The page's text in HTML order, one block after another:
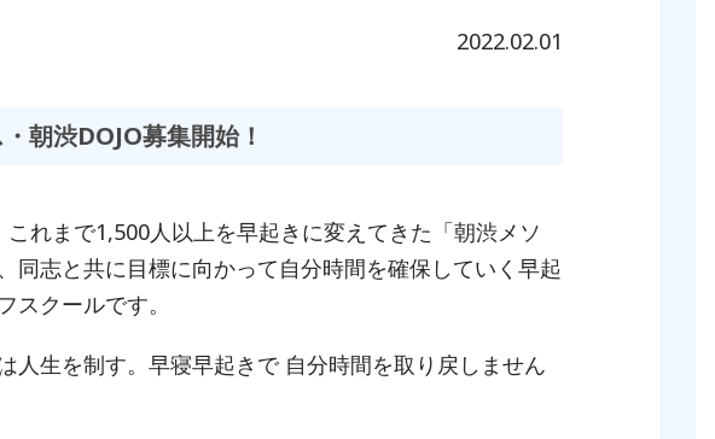
2022.02.01
朝渋DOJO募集開始！
これまで1,500人以上を早起きに変えてきた「朝渋メソ
同志と共に目標に向かって自分時間を確保していく早起
スクールです。
人生を制す。早寝早起きで 自分時間を取り戻しません